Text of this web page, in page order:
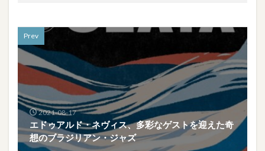
Prev
2021-08-17
エドゥアルド・ネヴィス、多彩なゲストを迎えた奇
想のブラジリアン・ジャズ